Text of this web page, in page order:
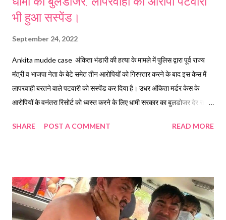
भी हुआ सस्पेंड।
September 24, 2022
Ankita mudde case अंकिता भंडारी की हत्या के मामले में पुलिस द्वारा पूर्व राज्य
मंत्री व भाजपा नेता के बेटे समेत तीन आरोपियों को गिरफ्तार करने के बाद इस केस में
लापरवाही बरतने वाले पटवारी को सस्पेंड कर दिया है। उधर अंकिता मर्डर केस के
आरोपियों के वनंतरा रिसोर्ट को ध्वस्त करने के लिए धामी सरकार का बुलडोजर देर रात
पुलिस की पूछताछ में तीनों आरोपियों ने विवाद के बाद अंकिता को चीला शक्ति नहर में
इस केस में क्षेत्रीय पटवारी द्वारा लापरवाही बरतने पर उसे भारी जनाक्रोश को देखते हुए
देररात ही निलंबित किया गया है। गुस्साए लोग पटवारी की संपत्ति की भी जांच की मांग
कर रहे हैं। Ankita murder case: गिरफ्तारी के बाद कोर्ट ले जाते समय अंकिता
SHARE POST A COMMENT READ MORE